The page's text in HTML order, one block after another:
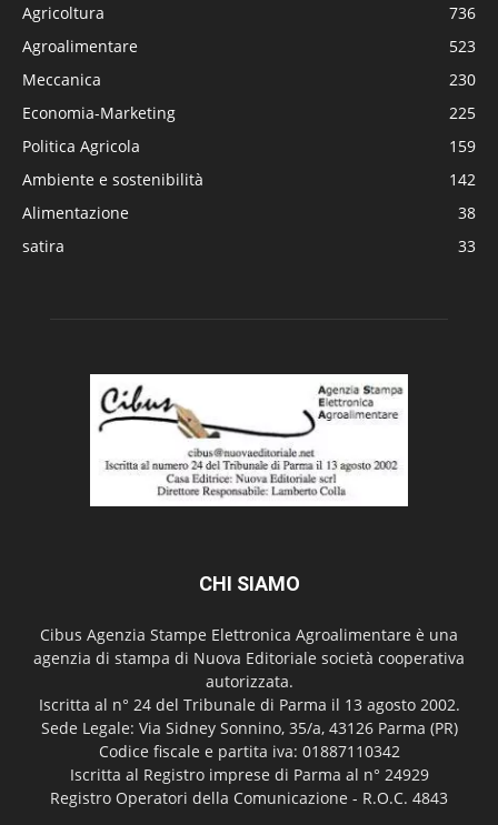
Agricoltura
736
Agroalimentare
523
Meccanica
230
Economia-Marketing
225
Politica Agricola
159
Ambiente e sostenibilità
142
Alimentazione
38
satira
33
CHI SIAMO
Cibus Agenzia Stampe Elettronica Agroalimentare è una
agenzia di stampa di Nuova Editoriale società cooperativa
autorizzata.
Iscritta al n° 24 del Tribunale di Parma il 13 agosto 2002.
Sede Legale: Via Sidney Sonnino, 35/a, 43126 Parma (PR)
Codice fiscale e partita iva: 01887110342
Iscritta al Registro imprese di Parma al n° 24929
Registro Operatori della Comunicazione - R.O.C. 4843